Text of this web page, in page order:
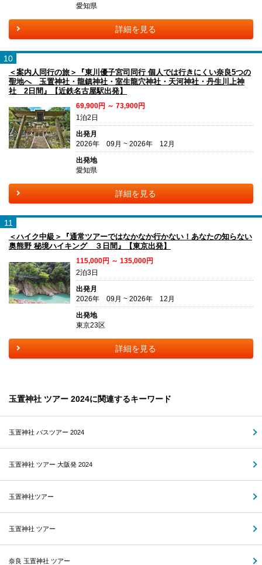
愛知県
詳細を見る
10
＜案内人同行の旅＞『東川優子宮司同行 個人では行きにくい奈良5つの
聖地へ 玉置神社・龍鎮神社・室生龍穴神社・天河神社・丹生川上神
社 2日間』【近鉄名古屋駅出発】
69,900円 ～ 73,900円
1泊2日
出発月
2026年 09月 ~ 2026年 12月
出発地
愛知県
詳細を見る
11
＜ハイク中級＞『通常ツアーではなかなか行かない！あなたの知らない
奥熊野 秘境ハイキング ３日間』【東京出発】
115,000円 ～ 135,000円
2泊3日
出発月
2026年 09月 ~ 2026年 12月
出発地
東京23区
詳細を見る
玉置神社 ツアー 2024に関連するキーワード
玉置神社 バスツアー 2024
玉置神社 ツアー 大阪発 2024
玉置神社ツアー
玉置神社 ツアー
奈良 玉置神社 ツアー